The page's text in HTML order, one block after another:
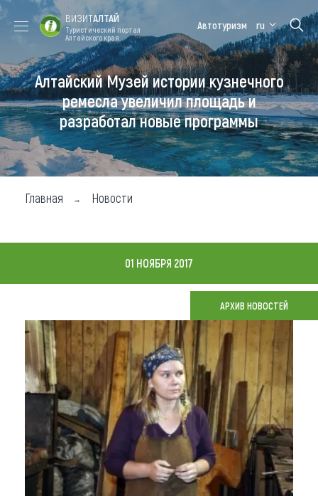
Форум VISIT
ALTAI
Цветение
маральника
Медицинский
форум
Алтайская
зимовка
Туры
Где побывать
Чем заняться
Карта
Что привезти (сувениры)
О регионе
Коллекция впечатлений
Другие рубрики
ВИЗИТАЛТАЙ
Туристический портал
Алтайского края
Автотуризм ru
Алтайский Музей истории кузнечного
ремесла увеличил площадь и
разработал новые программы
Главная Новости
01 НОЯБРЯ 2017
АРХИВ НОВОСТЕЙ